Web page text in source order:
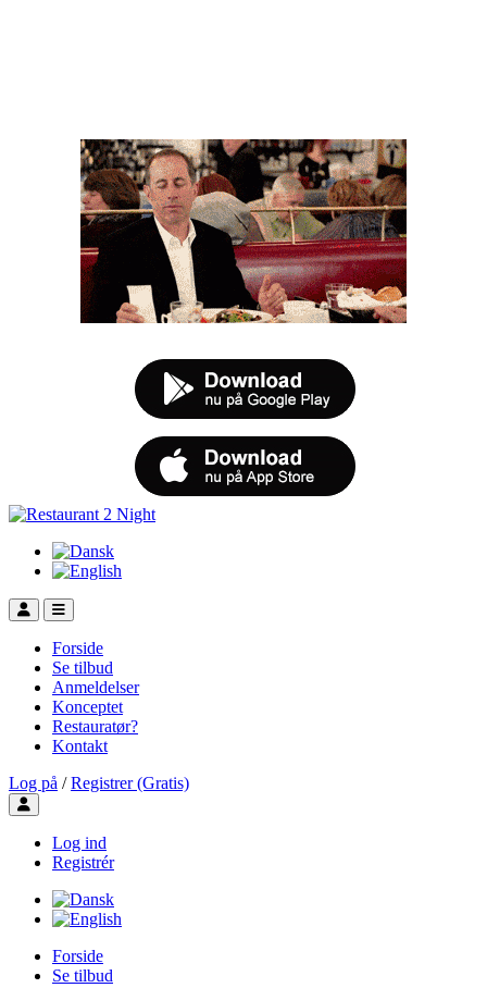
Forside
Se tilbud
Anmeldelser
Konceptet
Restauratør?
Kontakt
Log på / Registrer (Gratis)
Toggle user menu
Log ind
Registrér
Forside
Se tilbud